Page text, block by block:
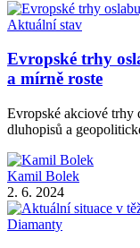
Aktuální stav
Evropské trhy
a mírně roste
Evropské akciové trhy
dluhopisů a
Kamil Bolek
2. 6. 2024
Diamanty